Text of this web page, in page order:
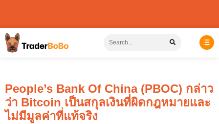
People’s Bank Of China (PBOC) กล่าว
ว่า Bitcoin เป็นสกุลเงินที่ผิดกฎหมายและ
ไม่มีมูลค่าที่แท้จริง